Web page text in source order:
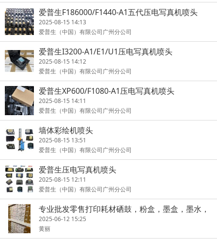
爱普生F186000/F1440-A1五代压电写真机喷头
2025-08-15 14:13
爱普生（中国）有限公司广州分公司
爱普生I3200-A1/E1/U1压电写真机喷头
2025-08-15 14:12
爱普生（中国）有限公司广州分公司
爱普生XP600/F1080-A1压电写真机喷头
2025-08-15 14:11
爱普生（中国）有限公司广州分公司
墙体彩绘机喷头
2025-08-15 13:51
爱普生（中国）有限公司广州分公司
爱普生压电写真机喷头
2025-08-15 12:11
爱普生（中国）有限公司广州分公司
专业批发零售打印耗材硒鼓，粉盒，墨盒，墨水，
碳粉。
2025-06-12 15:25
黄丽